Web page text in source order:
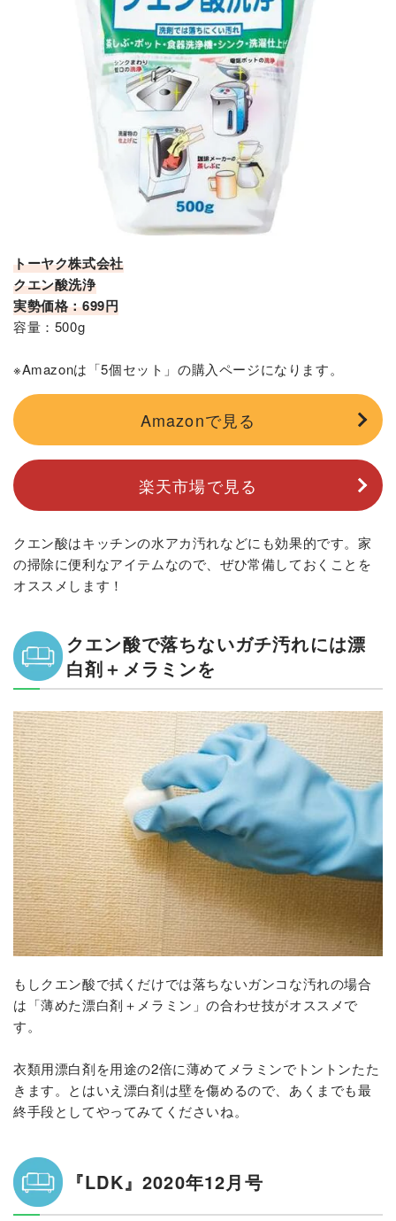
トーヤク株式会社
クエン酸洗浄
実勢価格：699円
容量：500g
※Amazonは「5個セット」の購入ページになります。
Amazonで見る
楽天市場で見る
クエン酸はキッチンの水アカ汚れなどにも効果的です。家
の掃除に便利なアイテムなので、ぜひ常備しておくことを
オススメします！
クエン酸で落ちないガチ汚れには漂
白剤＋メラミンを
もしクエン酸で拭くだけでは落ちないガンコな汚れの場合
は「薄めた漂白剤＋メラミン」の合わせ技がオススメで
す。
衣類用漂白剤を用途の2倍に薄めてメラミンでトントンたた
きます。とはいえ漂白剤は壁を傷めるので、あくまでも最
終手段としてやってみてくださいね。
『LDK』2020年12月号